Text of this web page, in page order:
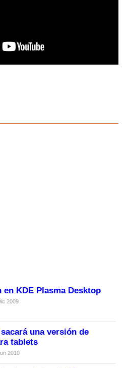
KDE Plasma Desktop
2009
una versión de
tablets
2010